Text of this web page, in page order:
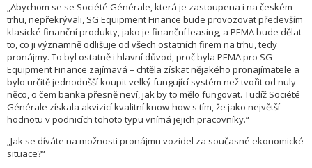
„Abychom se se Société Générale, která je zastoupena i na českém
trhu, nepřekrývali, SG Equipment Finance bude provozovat především
klasické finanční produkty, jako je finanční leasing, a PEMA bude dělat
to, co ji významně odlišuje od všech ostatních firem na trhu, tedy
pronájmy. To byl ostatně i hlavní důvod, proč byla PEMA pro SG
Equipment Finance zajímavá – chtěla získat nějakého pronajímatele a
bylo určitě jednodušší koupit velký fungující systém než tvořit od nuly
něco, o čem banka přesně neví, jak by to mělo fungovat. Tudíž Société
Générale získala akvizicí kvalitní know-how s tím, že jako největší
hodnotu v podnicích tohoto typu vnímá jejich pracovníky.“
„Jak se díváte na možnosti pronájmu vozidel za současné ekonomické
situace?“